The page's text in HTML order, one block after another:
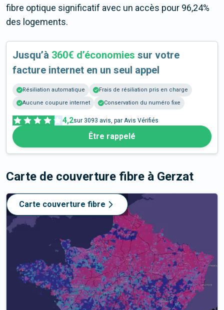
fibre optique significatif avec un accès pour 96,24%
des logements.
Jusqu’à 360€ d’économies sur votre
facture internet en un seul appel
Résiliation automatique
Frais de résiliation pris en charge
Aucune coupure internet
Conservation du numéro fixe
4,2sur 3093 avis, par Avis Vérifiés
Être rappelé
Carte de couverture fibre à Gerzat
Carte couverture fibre